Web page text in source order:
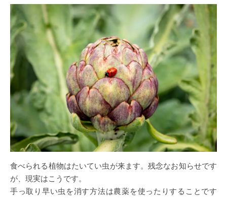
食べられる植物はたいてい虫が来ます。残念なお知らせです
が、現実はこうです。
手っ取り早い虫を消す方法は農薬を使ったりすることです